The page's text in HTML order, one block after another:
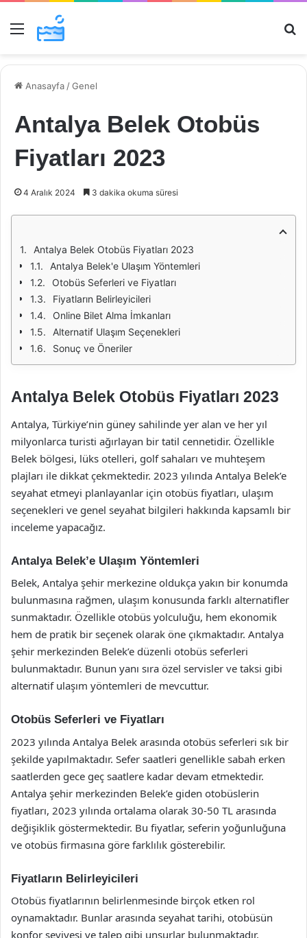
Menü
Anasayfa /Genel
Antalya Belek Otobüs
Fiyatları 2023
4 Aralık 2024 3 dakika okuma süresi
Antalya Belek Otobüs Fiyatları 2023
Antalya Belek'e Ulaşım Yöntemleri
Otobüs Seferleri ve Fiyatları
Fiyatların Belirleyicileri
Online Bilet Alma İmkanları
Alternatif Ulaşım Seçenekleri
Sonuç ve Öneriler
Antalya Belek Otobüs Fiyatları 2023
Antalya, Türkiye’nin güney sahilinde yer alan ve her yıl
milyonlarca turisti ağırlayan bir tatil cennetidir. Özellikle
Belek bölgesi, lüks otelleri, golf sahaları ve muhteşem
plajları ile dikkat çekmektedir. 2023 yılında Antalya Belek’e
seyahat etmeyi planlayanlar için otobüs fiyatları, ulaşım
seçenekleri ve genel seyahat bilgileri hakkında kapsamlı bir
inceleme yapacağız.
Antalya Belek’e Ulaşım Yöntemleri
Belek, Antalya şehir merkezine oldukça yakın bir konumda
bulunmasına rağmen, ulaşım konusunda farklı alternatifler
sunmaktadır. Özellikle otobüs yolculuğu, hem ekonomik
hem de pratik bir seçenek olarak öne çıkmaktadır. Antalya
şehir merkezinden Belek’e düzenli otobüs seferleri
bulunmaktadır. Bunun yanı sıra özel servisler ve taksi gibi
alternatif ulaşım yöntemleri de mevcuttur.
Otobüs Seferleri ve Fiyatları
2023 yılında Antalya Belek arasında otobüs seferleri sık bir
şekilde yapılmaktadır. Sefer saatleri genellikle sabah erken
saatlerden gece geç saatlere kadar devam etmektedir.
Antalya şehir merkezinden Belek’e giden otobüslerin
fiyatları, 2023 yılında ortalama olarak 30-50 TL arasında
değişiklik göstermektedir. Bu fiyatlar, seferin yoğunluğuna
ve otobüs firmasına göre farklılık gösterebilir.
Fiyatların Belirleyicileri
Otobüs fiyatlarının belirlenmesinde birçok etken rol
oynamaktadır. Bunlar arasında seyahat tarihi, otobüsün
konfor seviyesi ve talep gibi unsurlar bulunmaktadır.